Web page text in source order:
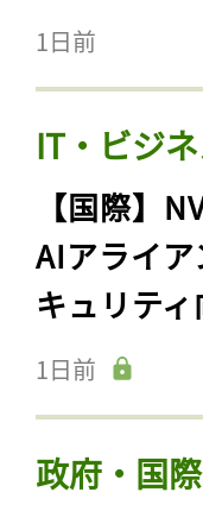
1日前
IT・ビジ
【国際】
AIアライ
キュリテ
1日前
政府・国